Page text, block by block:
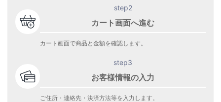
step2
カート画面へ進む
カート画面で商品と金額を確認します。
step3
お客様情報の入力
ご住所・連絡先・決済方法等を入力します。